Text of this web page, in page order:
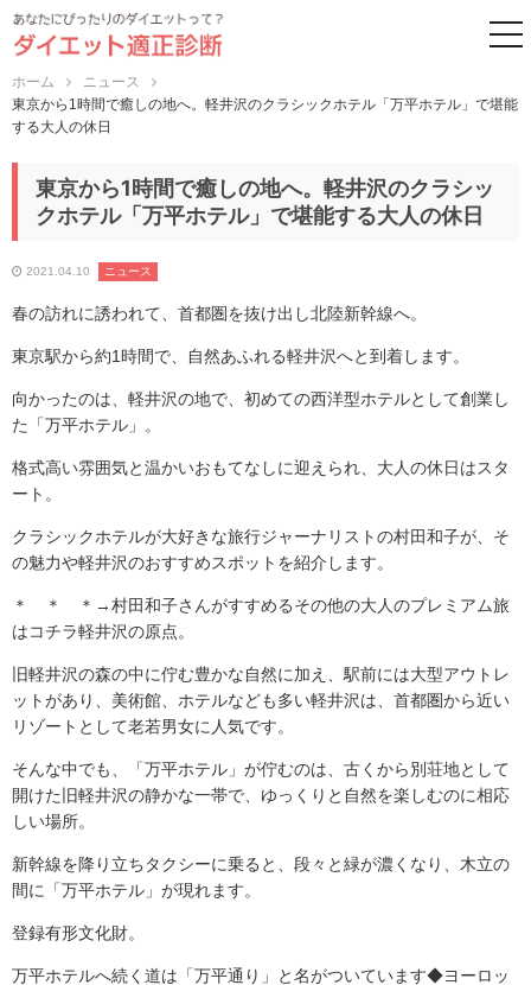
ホーム
ニュース
東京から1時間で癒しの地へ。軽井沢のクラシックホテル「万平ホテル」で堪能
する大人の休日
東京から1時間で癒しの地へ。軽井沢のクラシッ
クホテル「万平ホテル」で堪能する大人の休日
2021.04.10 ニュース
春の訪れに誘われて、首都圏を抜け出し北陸新幹線へ。
東京駅から約1時間で、自然あふれる軽井沢へと到着します。
向かったのは、軽井沢の地で、初めての西洋型ホテルとして創業し
た「万平ホテル」。
格式高い雰囲気と温かいおもてなしに迎えられ、大人の休日はスタ
ート。
クラシックホテルが大好きな旅行ジャーナリストの村田和子が、そ
の魅力や軽井沢のおすすめスポットを紹介します。
＊ ＊ ＊→村田和子さんがすすめるその他の大人のプレミアム旅
はコチラ軽井沢の原点。
旧軽井沢の森の中に佇む豊かな自然に加え、駅前には大型アウトレ
ットがあり、美術館、ホテルなども多い軽井沢は、首都圏から近い
リゾートとして老若男女に人気です。
そんな中でも、「万平ホテル」が佇むのは、古くから別荘地として
開けた旧軽井沢の静かな一帯で、ゆっくりと自然を楽しむのに相応
しい場所。
新幹線を降り立ちタクシーに乗ると、段々と緑が濃くなり、木立の
間に「万平ホテル」が現れます。
登録有形文化財。
万平ホテルへ続く道は「万平通り」と名がついています◆ヨーロッ